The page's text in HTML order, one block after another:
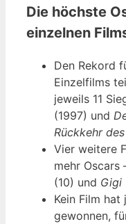
Die höchste
einzelnen
Den Rekord
Einzelfilms
jeweils 11
(1997) und
Rückkehr
Vier weitere
mehr Oscars
(10) und Gigi
Kein Film hat
gewonnen,